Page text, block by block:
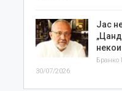
Јас
Бранко
30/07/2026